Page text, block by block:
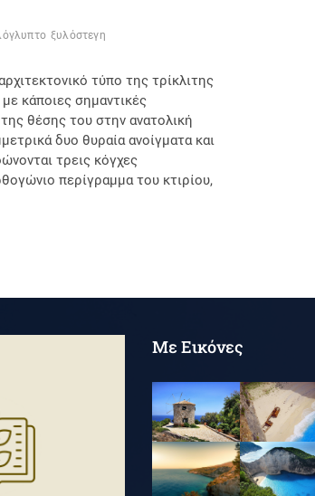
ξυλόστεγη
τύπο της τρίκλιτης
κάποιες σημαντικές
της θέσης του στην ανατολική
δυο θυραία ανοίγματα και
τρεις κόγχες
περίγραμμα του κτιρίου,
Με Εικόνες